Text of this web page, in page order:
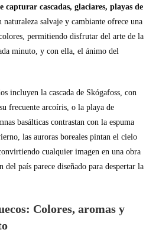
capturar cascadas, glaciares, playas de
naturaleza salvaje y cambiante ofrece una
permitiendo disfrutar del arte de la
minuto, y con ella, el ánimo del
incluyen la cascada de Skógafoss, con
frecuente arcoíris, o la playa de
basálticas contrastan con la espuma
las auroras boreales pintan el cielo
cualquier imagen en una obra
del país parece diseñado para despertar la
Colores, aromas y